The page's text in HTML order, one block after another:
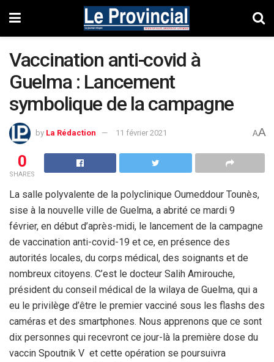
Vaccination anti-covid à
Guelma : Lancement
symbolique de la campagne
by La Rédaction 11 février 2021 AA
0
SHARES
La salle polyvalente de la polyclinique Oumeddour Tounès,
sise à la nouvelle ville de Guelma, a abrité ce mardi 9
février, en début d’après-midi, le lancement de la campagne
de vaccination anti-covid-19 et ce, en présence des
autorités locales, du corps médical, des soignants et de
nombreux citoyens. C’est le docteur Salih Amirouche,
président du conseil médical de la wilaya de Guelma, qui a
eu le privilège d’être le premier vacciné sous les flashs des
caméras et des smartphones. Nous apprenons que ce sont
dix personnes qui recevront ce jour-là la première dose du
vaccin Spoutnik V et cette opération se poursuivra